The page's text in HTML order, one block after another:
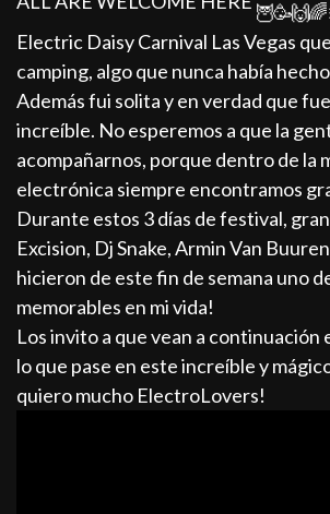
Electric Daisy Carnival Las Vegas
camping, algo que nunca había
Además fui solita y en verdad que
increíble. No esperemos a que la
acompañarnos, porque dentro de la
electrónica siempre encontramos
Durante estos 3 días de festival,
Excision, Dj Snake, Armin Van
hicieron de este fin de semana uno
memorables en mi vida!
Los invito a que vean a continuación
lo que pase en este increíble y
quiero mucho ElectroLovers!